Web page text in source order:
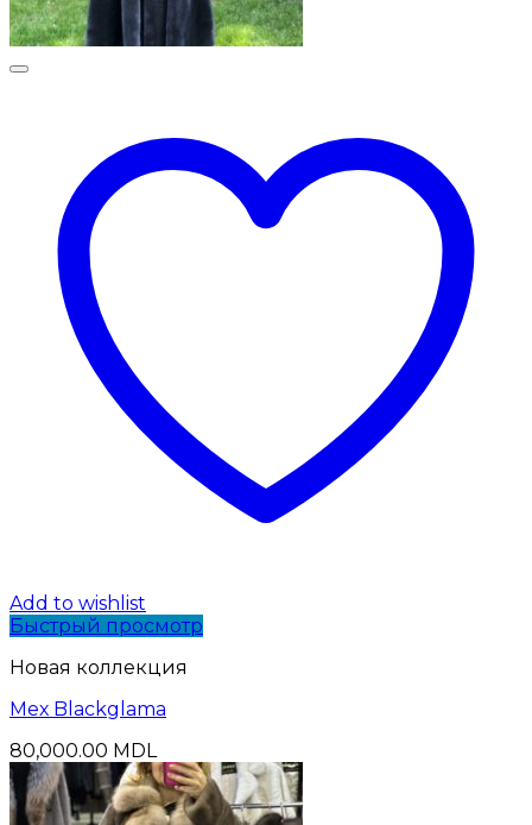
Add to wishlist
Быстрый просмотр
Новая коллекция
Mех Blackglama
80,000.00 MDL